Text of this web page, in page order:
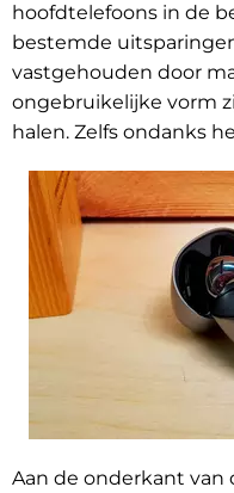
hoofdtelefoons in de
bestemde
vastgehouden door
ongebruikelijke vorm
halen. Zelfs ondanks
Aan de onderkant van